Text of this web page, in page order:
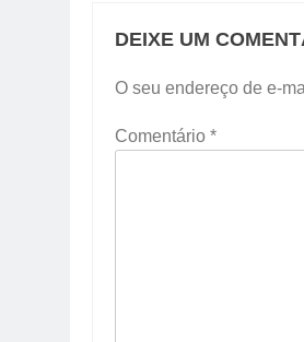
DEIXE UM
O seu endereço de e-
Comentário *